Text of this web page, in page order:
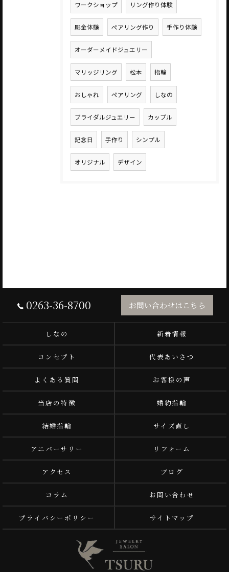
ワークショップ リング作り体験
彫金体験 ペアリング作り 手作り体験
オーダーメイドジュエリー
マリッジリング 松本 指輪
おしゃれ ペアリング しなの
ブライダルジュエリー カップル
記念日 手作り シンプル
オリジナル デザイン
0263-36-8700 お問い合わせはこちら
しなの 新着情報
コンセプト 代表あいさつ
よくある質問 お客様の声
当店の特徴 婚約指輪
結婚指輪 サイズ直し
アニバーサリー リフォーム
アクセス ブログ
コラム お問い合わせ
プライバシーポリシー サイトマップ